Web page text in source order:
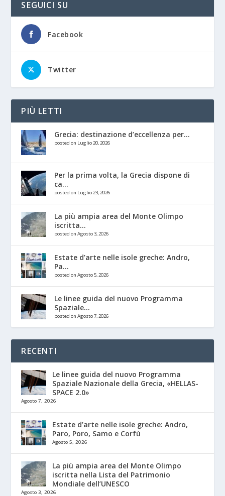
SEGUICI SU
Facebook
Twitter
PIÙ LETTI
Grecia: destinazione d’eccellenza per...
posted on Luglio 20, 2026
Per la prima volta, la Grecia dispone di
ca...
posted on Luglio 23, 2026
La più ampia area del Monte Olimpo
iscritta...
posted on Agosto 3, 2026
Estate d’arte nelle isole greche: Andro,
Pa...
posted on Agosto 5, 2026
Le linee guida del nuovo Programma
Spaziale...
posted on Agosto 7, 2026
RECENTI
Le linee guida del nuovo Programma
Spaziale Nazionale della Grecia, «HELLAS-
SPACE 2.0»
Agosto 7, 2026
Estate d’arte nelle isole greche: Andro,
Paro, Poro, Samo e Corfù
Agosto 5, 2026
La più ampia area del Monte Olimpo
iscritta nella Lista del Patrimonio
Mondiale dell’UNESCO
Agosto 3, 2026